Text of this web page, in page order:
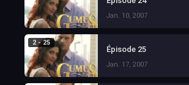
Jan. 10, 2007
2 - 25
Épisode 25
Jan. 17, 2007